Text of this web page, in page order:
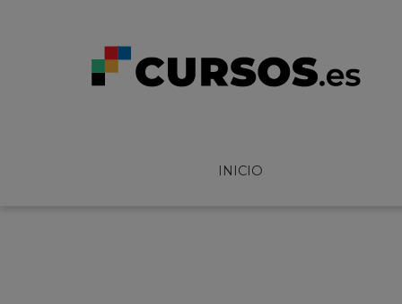
INICIO